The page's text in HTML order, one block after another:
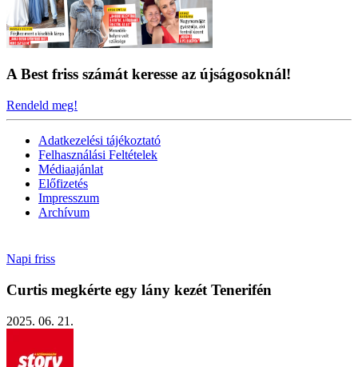
A Best friss számát keresse az újságosoknál!
Rendeld meg!
Adatkezelési tájékoztató
Felhasználási Feltételek
Médiaajánlat
Előfizetés
Impresszum
Archívum
Napi friss
Curtis megkérte egy lány kezét Tenerifén
2025. 06. 21.